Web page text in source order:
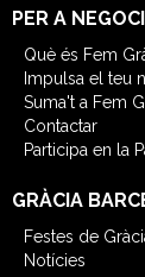
PER A
Què és Fem
Impulsa el teu
Suma't a Fem
Contactar
Participa en la
GRÀCIA
Festes de
Notícies